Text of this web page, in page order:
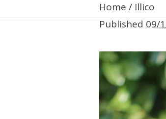
Home / Illico
Published 09/